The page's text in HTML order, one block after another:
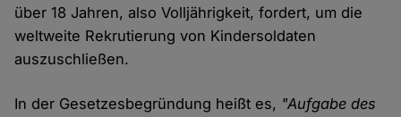
über 18 Jahren, also Volljährigkeit, fordert, um die
weltweite Rekrutierung von Kindersoldaten
auszuschließen.
In der Gesetzesbegründung heißt es, "Aufgabe des